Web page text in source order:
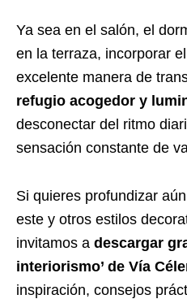
Ya sea en el salón, el
en la terraza, incorporar
excelente manera de
refugio acogedor y
desconectar del ritmo
sensación constante de
Si quieres profundizar
este y otros estilos
invitamos a descargar
interiorismo’ de Vía
inspiración, consejos